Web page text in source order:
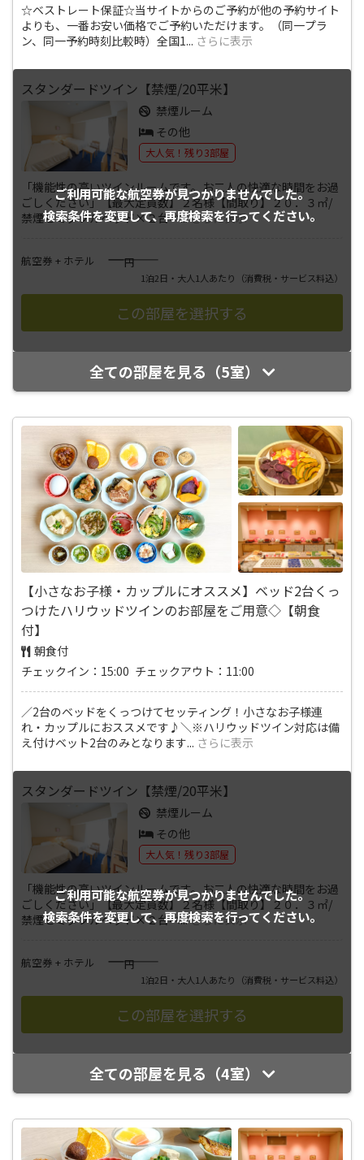
☆ベストレート保証☆当サイトからのご予約が他の予約サイト
よりも、一番お安い価格でご予約いただけます。（同一プラ
ン、同一予約時刻比較時）全国1... さらに表示
ご利用可能な航空券が見つかりませんでした。
検索条件を変更して、再度検索を行ってください。
スタンダードツイン【禁煙/20平米】
禁煙ルーム
その他
大人気！残り3部屋
「機能性の高いツインルームです。お二人の快適な時間をお過
ごしください」【最大定員数】２名様【間取り】２０．３㎡/
禁煙セミダブルベッド×２台ベ...さらに表示
航空券 + ホテル ――――円
1泊2日・大人1人あたり （消費税・サービス料込）
全ての部屋を見る（5室）
【小さなお子様・カップルにオススメ】ベッド2台くっ
つけたハリウッドツインのお部屋をご用意◇【朝食
付】
朝食付
チェックイン：15:00 チェックアウト：11:00
／2台のベッドをくっつけてセッティング！小さなお子様連
れ・カップルにおススメです♪＼※ハリウッドツイン対応は備
え付けベット2台のみとなります... さらに表示
ご利用可能な航空券が見つかりませんでした。
検索条件を変更して、再度検索を行ってください。
スタンダードツイン【禁煙/20平米】
禁煙ルーム
その他
大人気！残り3部屋
「機能性の高いツインルームです。お二人の快適な時間をお過
ごしください」【最大定員数】２名様【間取り】２０．３㎡/
禁煙セミダブルベッド×２台ベ...さらに表示
航空券 + ホテル ――――円
1泊2日・大人1人あたり （消費税・サービス料込）
全ての部屋を見る（4室）